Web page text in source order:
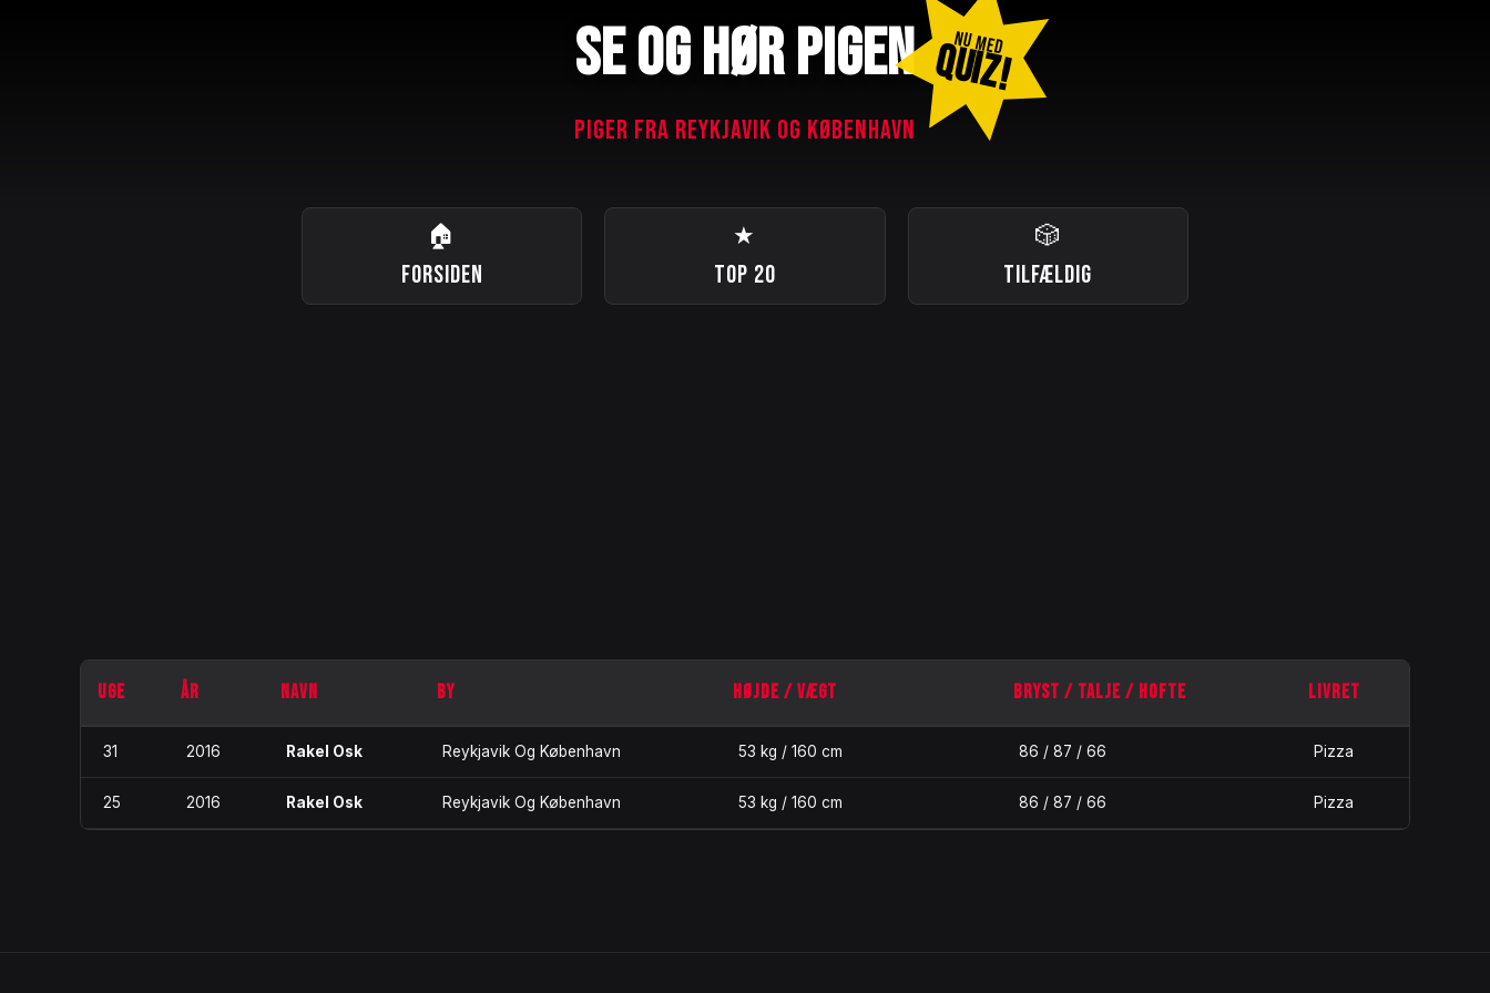
SE OG HØR PIGEN NU MED
QUIZ!
PIGER FRA REYKJAVIK OG KØBENHAVN
🏠
FORSIDEN
★
TOP 20
🎲
TILFÆLDIG
UGE ÅR NAVN BY HØJDE / VÆGT BRYST / TALJE / HOFTE LIVRET
31 2016 Rakel Osk Reykjavik Og København 53 kg / 160 cm 86 / 87 / 66 Pizza
25 2016 Rakel Osk Reykjavik Og København 53 kg / 160 cm 86 / 87 / 66 Pizza